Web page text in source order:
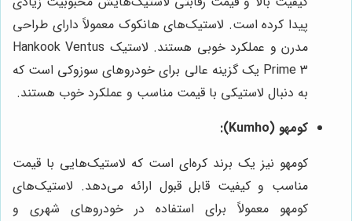
پیدا کرده است. لاستیک‌های هانکوک معمولاً دارای طراحی
مدرن و عملکرد خوبی هستند. لاستیک Hankook Ventus
Prime 3 یک گزینه عالی برای خودروهای سوزوکی است که
به دنبال لاستیکی با قیمت مناسب و عملکرد خوب هستند.
کومهو (Kumho):
کومهو نیز یک برند کره‌ای است که لاستیک‌هایی با قیمت
مناسب و کیفیت قابل قبول ارائه می‌دهد. لاستیک‌های
کومهو معمولاً برای استفاده در خودروهای شهری و